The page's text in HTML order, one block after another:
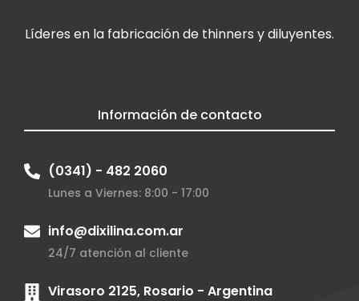
Líderes en la fabricación de thinners y diluyentes.
Información de contacto
(0341) - 482 2060
Lunes a Viernes: 8:00 - 17:00
info@dixilina.com.ar
24/7 atención al cliente
Virasoro 2125, Rosario - Argentina